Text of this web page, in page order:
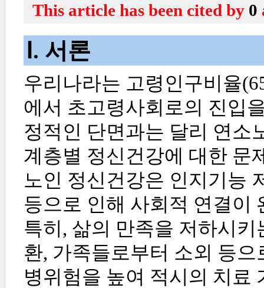
This article has been cited by 0
Ⅰ. 서론
우리나라는 고령인구비율
에서 초고령사회로의 진입
정적인 단면과는 달리 연소
계층별 정신건강에 대한 문
노인 정신건강은 인지기능
등으로 인해 사회적 연결이
특히, 삶의 만족을 저하시
환, 가족들로부터 소외 등
병위험을 높여 적시의 치료